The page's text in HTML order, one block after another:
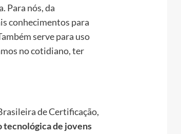
Para nós, da
conhecimentos para
serve para uso
no cotidiano, ter
de Certificação,
tecnológica de jovens